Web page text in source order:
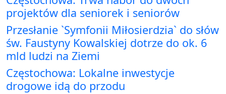
projektów dla seniorek i seniorów
Przesłanie `Symfonii Miłosierdzia` do słów
św. Faustyny Kowalskiej dotrze do ok. 6
mld ludzi na Ziemi
Częstochowa: Lokalne inwestycje
drogowe idą do przodu